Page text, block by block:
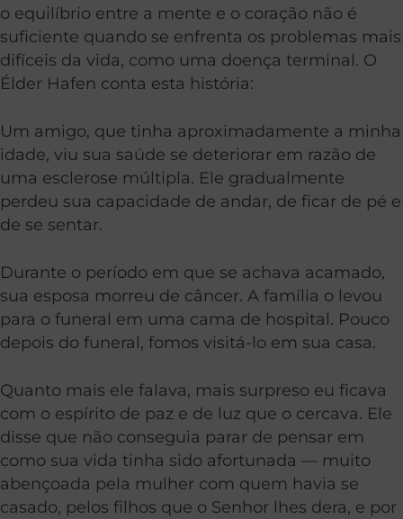
o equilíbrio entre a mente e o coração não é
suficiente quando se enfrenta os problemas mais
difíceis da vida, como uma doença terminal. O
Élder Hafen conta esta história:
Um amigo, que tinha aproximadamente a minha
idade, viu sua saúde se deteriorar em razão de
uma esclerose múltipla. Ele gradualmente
perdeu sua capacidade de andar, de ficar de pé e
de se sentar.
Durante o período em que se achava acamado,
sua esposa morreu de câncer. A família o levou
para o funeral em uma cama de hospital. Pouco
depois do funeral, fomos visitá-lo em sua casa.
Quanto mais ele falava, mais surpreso eu ficava
com o espírito de paz e de luz que o cercava. Ele
disse que não conseguia parar de pensar em
como sua vida tinha sido afortunada — muito
abençoada pela mulher com quem havia se
casado, pelos filhos que o Senhor lhes dera, e por